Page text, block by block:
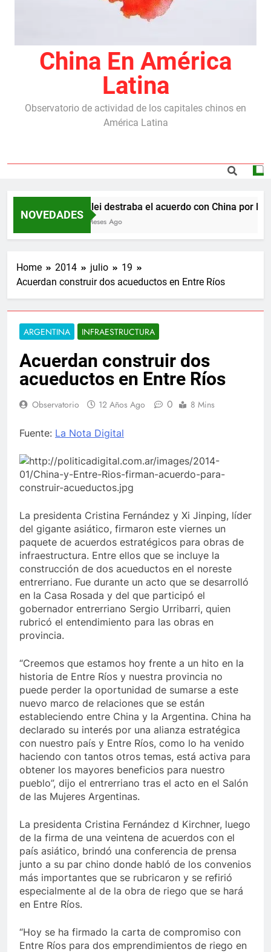
China En América
Latina
Observatorio de actividad de los capitales chinos en
América Latina
NOVEDADES
Milei destraba el acuerdo con China por las
5 Meses Ago
Home 2014 julio
19
Acuerdan construir dos acueductos en Entre Ríos
ARGENTINA INFRAESTRUCTURA
Acuerdan construir dos
acueductos en Entre Ríos
Observatorio 12 Años Ago 0 8 Mins
Fuente: La Nota Digital
La presidenta Cristina Fernández y Xi Jinping, líder
del gigante asiático, firmaron este viernes un
paquete de acuerdos estratégicos para obras de
infraestructura. Entre ellos que se incluye la
construcción de dos acueductos en el noreste
entrerriano. Fue durante un acto que se desarrolló
en la Casa Rosada y del que participó el
gobernador entrerriano Sergio Urribarri, quien
rubricó el entendimiento para las obras en
provincia.
“Creemos que estamos hoy frente a un hito en la
historia de Entre Ríos y nuestra provincia no
puede perder la oportunidad de sumarse a este
nuevo marco de relaciones que se están
estableciendo entre China y la Argentina. China ha
declarado su interés por una alianza estratégica
con nuestro país y Entre Ríos, como lo ha venido
haciendo con tantos otros temas, está activa para
obtener los mayores beneficios para nuestro
pueblo”, dijo el entrerriano tras el acto en el Salón
de las Mujeres Argentinas.
La presidenta Cristina Fernández d Kirchner, luego
de la firma de una veintena de acuerdos con el
país asiático, brindó una conferencia de prensa
junto a su par chino donde habló de los convenios
más importantes que se rubricaron y se refirió
especialmente al de la obra de riego que se hará
en Entre Ríos.
“Hoy se ha firmado la carta de compromiso con
Entre Ríos para dos emprendimientos de riego en